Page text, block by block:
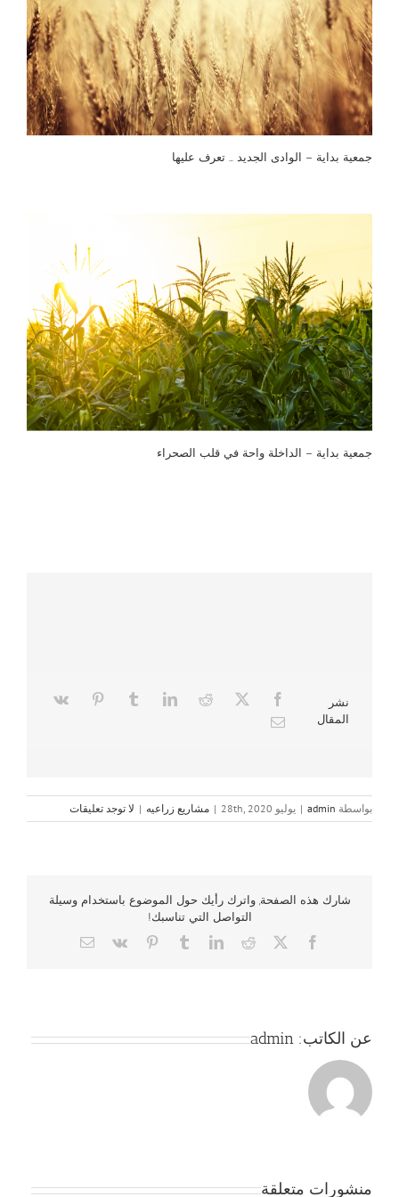
جمعية بداية – الوادى الجديد … تعرف عليها
جمعية بداية – الداخلة واحة في قلب الصحراء
نشر
المقال
بواسطة admin
| يوليو 28th, 2020 | مشاريع زراعيه | لا توجد تعليقات
شارك هذه الصفحة, واترك رأيك حول الموضوع باستخدام وسيلة
التواصل التي تناسبك!
Facebook
X
Reddit
LinkedIn
Tumblr
Pinterest
Vk
Email
عن الكاتب: admin
منشورات متعلقة